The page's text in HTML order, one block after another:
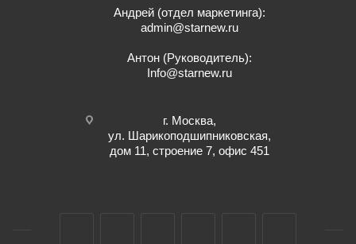
Андрей (отдел маркетинга):
admin@starnew.ru
Антон (Руководитель):
Info@starnew.ru
г. Москва,
ул. Шарикоподшипниковская,
дом 11, строение 7, офис 451